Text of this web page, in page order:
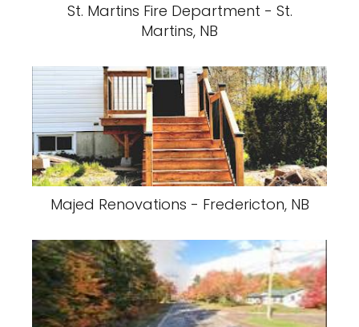
St. Martins Fire Department - St.
Martins, NB
Majed Renovations - Fredericton, NB